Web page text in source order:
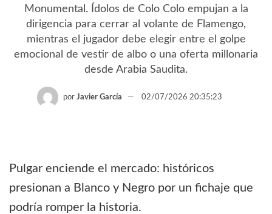
Monumental. Ídolos de Colo Colo empujan a la
dirigencia para cerrar al volante de Flamengo,
mientras el jugador debe elegir entre el golpe
emocional de vestir de albo o una oferta millonaria
desde Arabia Saudita.
por Javier García 02/07/2026 20:35:23
Pulgar enciende el mercado: históricos
presionan a Blanco y Negro por un fichaje que
podría romper la historia.